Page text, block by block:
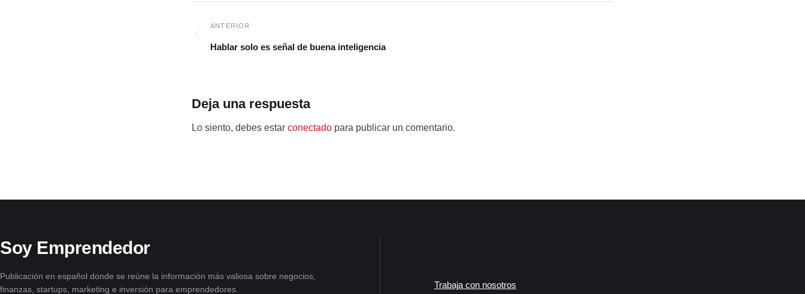
Hablar solo es señal de buena inteligencia
Deja una respuesta
Lo siento, debes estar conectado para publicar un comentario.
Soy Emprendedor
Publicación en español donde se reúne la información más valiosa sobre negocios,
finanzas, startups, marketing e inversión para emprendedores.
Trabaja con nosotros